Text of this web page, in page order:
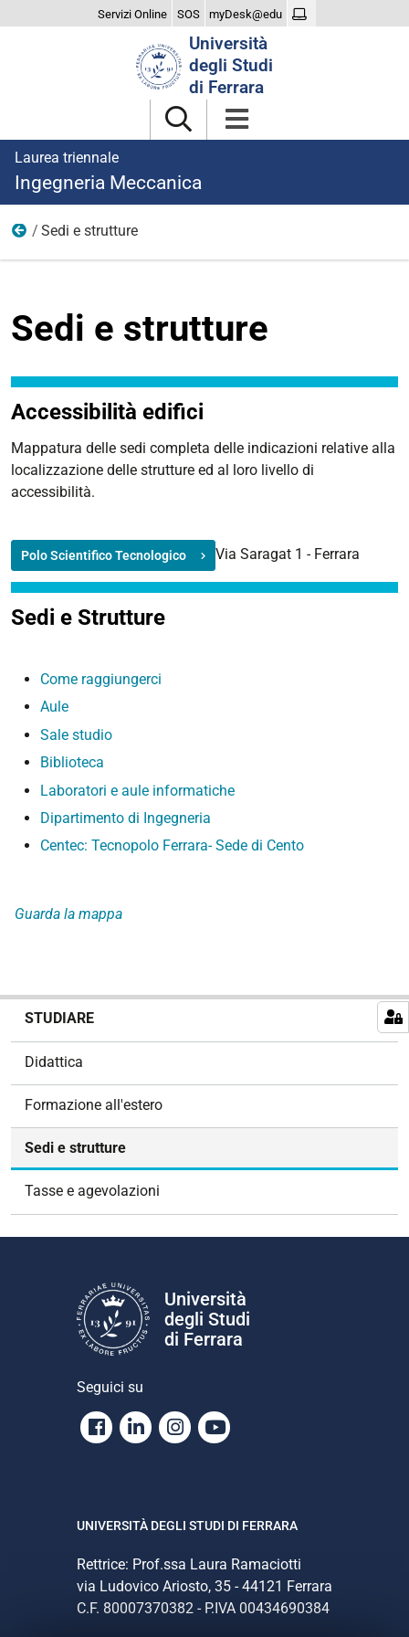
Servizi Online SOS myDesk@edu
Università
degli Studi
di Ferrara
Laurea triennale
Ingegneria Meccanica
Studiare
Sedi e strutture
Sedi e strutture
Accessibilità edifici
Mappatura delle sedi completa delle indicazioni relative alla
localizzazione delle strutture ed al loro livello di
accessibilità.
Polo Scientifico Tecnologico Via Saragat 1 - Ferrara
Sedi e Strutture
Come raggiungerci
Aule
Sale studio
Biblioteca
Laboratori e aule informatiche
Dipartimento di Ingegneria
Centec: Tecnopolo Ferrara- Sede di Cento
Guarda la mappa
STUDIARE
Didattica
Formazione all'estero
Sedi e strutture
Tasse e agevolazioni
Università
degli Studi
di Ferrara
Seguici su
Facebook
LinkedinInstagram
Youtube
UNIVERSITÀ DEGLI STUDI DI FERRARA
Rettrice: Prof.ssa Laura Ramaciotti
via Ludovico Ariosto, 35 - 44121 Ferrara
C.F. 80007370382 - P.IVA 00434690384